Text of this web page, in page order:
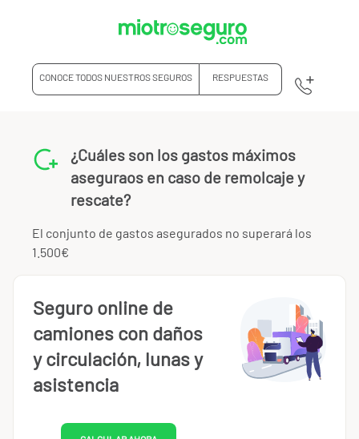
CONOCE TODOS NUESTROS SEGUROS RESPUESTAS
¿Cuáles son los gastos máximos
aseguraos en caso de remolcaje y
rescate?
El conjunto de gastos asegurados no superará los
1.500€
Seguro online de
camiones con daños
y circulación, lunas y
asistencia